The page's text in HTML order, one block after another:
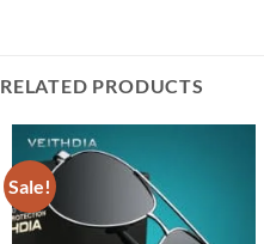
RELATED PRODUCTS
Sale!